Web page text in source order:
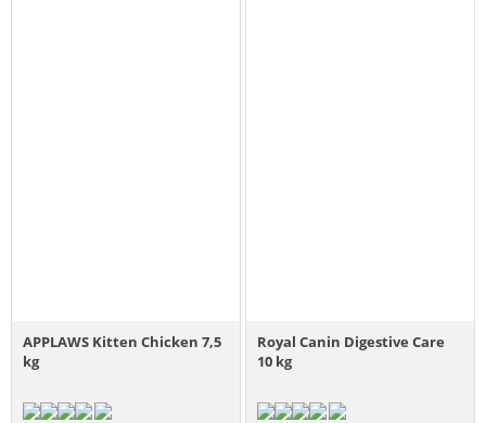
APPLAWS Kitten Chicken 7,5
kg
Royal Canin Digestive Care
10 kg